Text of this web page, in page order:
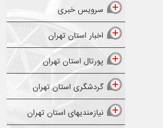
سرویس خبری
اخبار استان تهران
پورتال استان تهران
گردشگری استان تهران
نیازمندیهای استان تهران